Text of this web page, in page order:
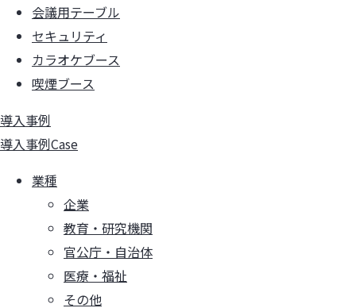
会議用テーブル
セキュリティ
カラオケブース
喫煙ブース
導入事例
導入事例Case
業種
企業
教育・研究機関
官公庁・自治体
医療・福祉
その他